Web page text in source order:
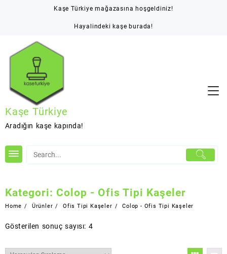
Kaşe Türkiye mağazasına hoşgeldiniz!
Hayalindeki kaşe burada!
Kaşe Türkiye
Aradığın kaşe kapında!
Kategori: Colop - Ofis Tipi Kaşeler
Home Ürünler Ofis Tipi Kaşeler Colop - Ofis Tipi Kaşeler
Gösterilen sonuç sayısı: 4